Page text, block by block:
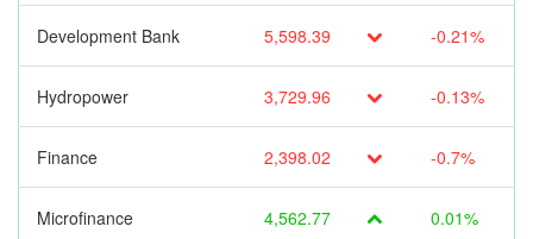
Development Bank 5,598.39 -0.21%
Hydropower 3,729.96 -0.13%
Finance 2,398.02 -0.7%
Microfinance 4,562.77 0.01%